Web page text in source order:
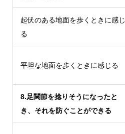
起伏のある地面を歩くときに感じ
る
平坦な地面を歩くときに感じる
8.足関節を捻りそうになったと
き、それを防ぐことができる